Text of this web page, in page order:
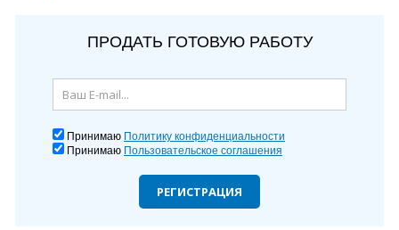
ПРОДАТЬ ГОТОВУЮ РАБОТУ
Принимаю Политику конфиденциальности
Принимаю Пользовательское соглашения
РЕГИСТРАЦИЯ